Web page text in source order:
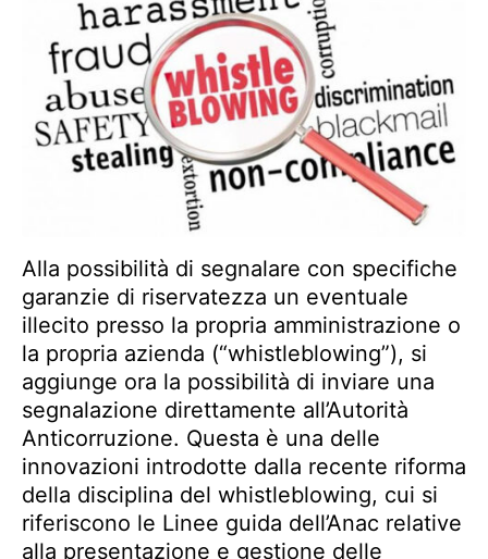
Alla possibilità di segnalare con specifiche
garanzie di riservatezza un eventuale
illecito presso la propria amministrazione o
la propria azienda (“whistleblowing”), si
aggiunge ora la possibilità di inviare una
segnalazione direttamente all’Autorità
Anticorruzione. Questa è una delle
innovazioni introdotte dalla recente riforma
della disciplina del whistleblowing, cui si
riferiscono le Linee guida dell’Anac relative
alla presentazione e gestione delle